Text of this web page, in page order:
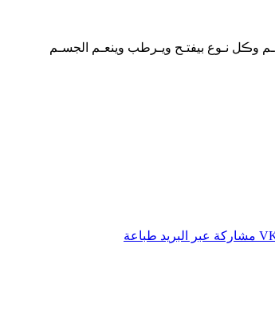
وڪل نـوع بيفتـح ويـرطب وينعـم الجسـم
مشاركة عبر البريد طباعة